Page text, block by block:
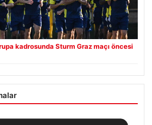
kadrosunda Sturm Graz maçı öncesi